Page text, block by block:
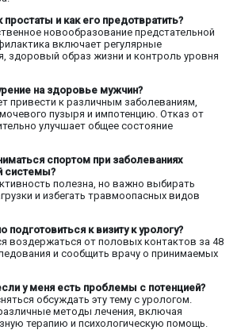
простаты и как его предотвратить?
новообразование предстательной
включает регулярные
здоровый образ жизни и контроль уровня
на здоровье мужчин?
привести к различным заболеваниям,
пузыря и импотенцию. Отказ от
улучшает общее состояние
спортом при заболеваниях
системы?
полезна, но важно выбирать
и избегать травмоопасных видов
подготовиться к визиту к урологу?
воздержаться от половых контактов за 48
и сообщить врачу о принимаемых
у меня есть проблемы с потенцией?
обсуждать эту тему с урологом.
методы лечения, включая
терапию и психологическую помощь.